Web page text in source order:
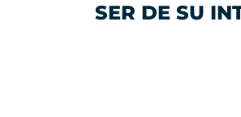
SER DE SU